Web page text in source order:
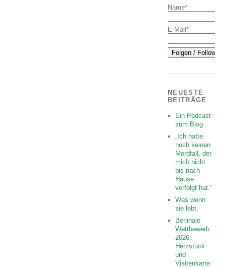
Name*
E-Mail*
NEUESTE
BEITRÄGE
Ein Podcast
zum Blog
„Ich hatte
noch keinen
Mordfall, der
mich nicht
bis nach
Hause
verfolgt hat.“
Was wenn
sie lebt.
Berlinale
Wettbewerb
2026:
Herzstück
und
Visitenkarte